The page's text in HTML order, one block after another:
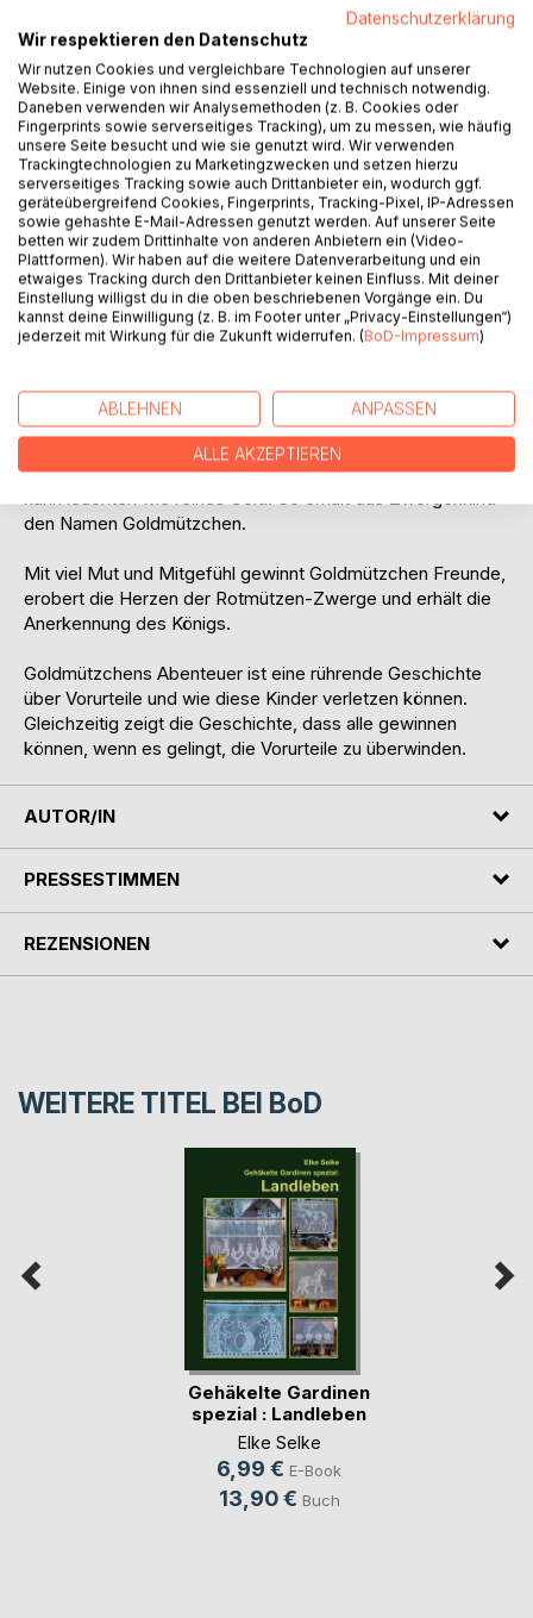
BESCHREIBUNG
Im Randuri-Zwergenland wird ein Findelkind entdeckt. Ein
Schreiner und seine Frau versorgen das Kind. Mit
Erschrecken bemerken sie, dass es eine gelbe Mütze
trägt. Im Randuriland kommt jedes Zwergenkind mit einer
roten Mütze zur Welt, die es das ganze Leben lang behält.
von anderen Kindern gemieden. Sein größter Wunsch ist,
einen Freund zu finden, der ihn versteht und so liebt, wie er
Das gelbe Mützchen hat eine besondere Eigenschaft, es
den Namen Goldmützchen.
Mit viel Mut und Mitgefühl gewinnt Goldmützchen Freunde,
erobert die Herzen der Rotmützen-Zwerge und erhält die
Anerkennung des Königs.
Goldmützchens Abenteuer ist eine rührende Geschichte
über Vorurteile und wie diese Kinder verletzen können.
Gleichzeitig zeigt die Geschichte, dass alle gewinnen
können, wenn es gelingt, die Vorurteile zu überwinden.
AUTOR/IN
PRESSESTIMMEN
REZENSIONEN
WEITERE TITEL BEI BoD
Gehäkelte Gardinen
spezial : Landleben
Elke Selke
6,99 € E-Book
13,90 € Buch
Datenschutzerklärung
Wir respektieren den Datenschutz
Wir nutzen Cookies und vergleichbare Technologien auf unserer
Website. Einige von ihnen sind essenziell und technisch notwendig.
Daneben verwenden wir Analysemethoden (z. B. Cookies oder
Fingerprints sowie serverseitiges Tracking), um zu messen, wie häufig
unsere Seite besucht und wie sie genutzt wird. Wir verwenden
Trackingtechnologien zu Marketingzwecken und setzen hierzu
serverseitiges Tracking sowie auch Drittanbieter ein, wodurch ggf.
geräteübergreifend Cookies, Fingerprints, Tracking-Pixel, IP-Adressen
sowie gehashte E-Mail-Adressen genutzt werden. Auf unserer Seite
betten wir zudem Drittinhalte von anderen Anbietern ein (Video-
Plattformen). Wir haben auf die weitere Datenverarbeitung und ein
etwaiges Tracking durch den Drittanbieter keinen Einfluss. Mit deiner
Einstellung willigst du in die oben beschriebenen Vorgänge ein. Du
kannst deine Einwilligung (z. B. im Footer unter „Privacy-Einstellungen“)
jederzeit mit Wirkung für die Zukunft widerrufen. (BoD-Impressum)
ABLEHNEN ANPASSEN
ALLE AKZEPTIEREN